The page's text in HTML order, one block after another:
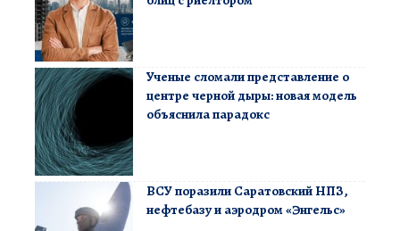
Ученые сломали представление о
центре черной дыры: новая модель
объяснила парадокс
ВСУ поразили Саратовский НПЗ,
нефтебазу и аэродром «Энгельс»